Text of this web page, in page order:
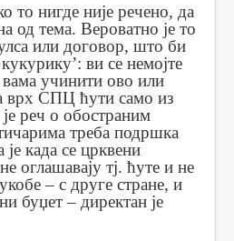
то нигде није речено, да
од тема. Вероватно је то
или договор, што би
ви се немојте
учинити ово или
врх СПЦ ћути само из
реч о обостраним
треба подршка
када се црквени
оглашавају тј. ћуте и не
– с друге стране, и
буџет – директан је